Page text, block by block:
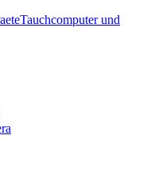
Tauchcomputer und